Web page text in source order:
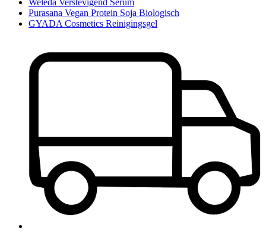
Purasana Vegan Protein Soja Biologisch
GYADA Cosmetics Reinigingsgel